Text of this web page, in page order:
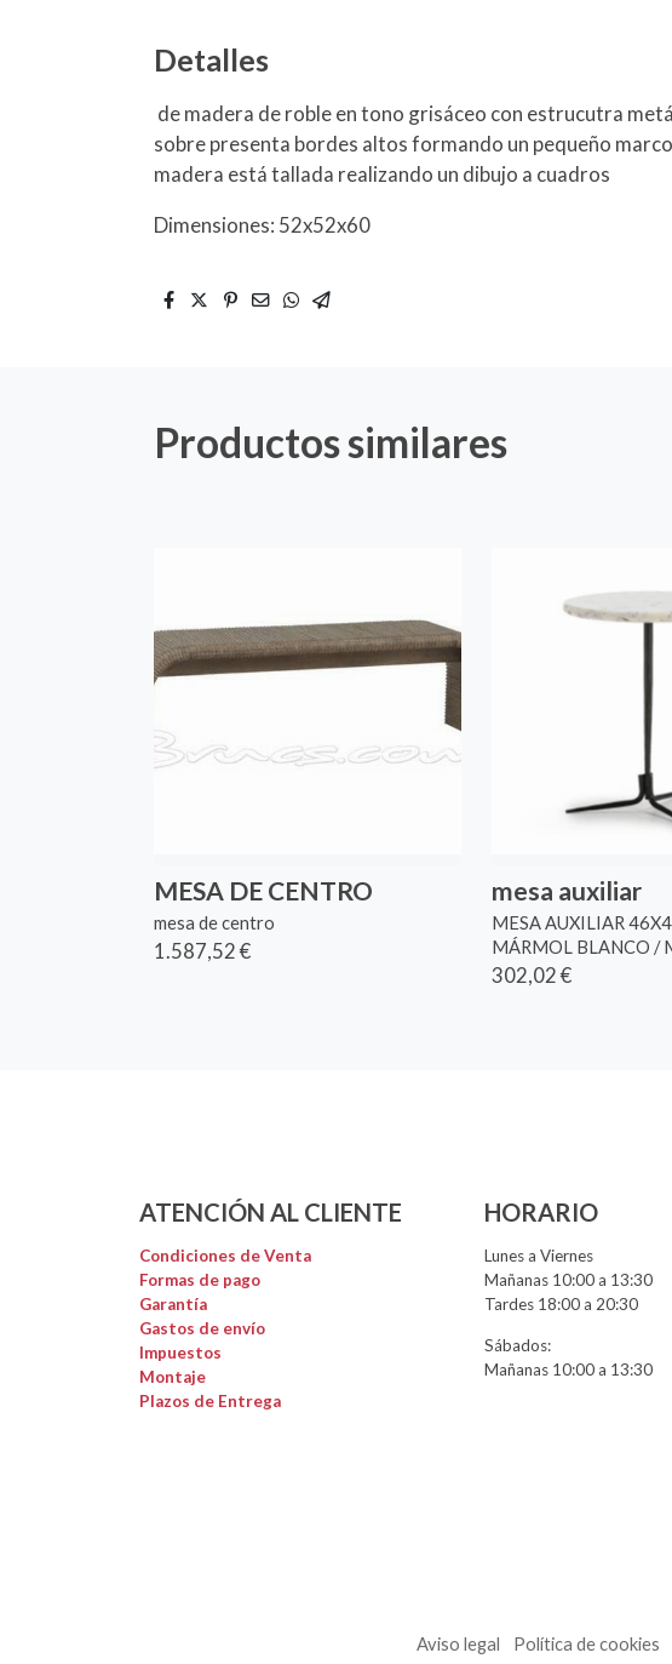
Detalles
de madera de roble en tono grisáceo con estrucutra
sobre presenta bordes altos formando un pequeño
madera está tallada realizando un dibujo a cuadros
Dimensiones: 52x52x60
Productos similares
MESA DE CENTRO
mesa de centro
1.587,52 €
mesa auxiliar
MESA AUXILIAR
MÁRMOL BLANCO /
302,02 €
ATENCIÓN AL CLIENTE
Condiciones de Venta
Formas de pago
Garantía
Gastos de envío
Impuestos
Montaje
Plazos de Entrega
HORARIO
Lunes a Viernes
Mañanas 10:00 a 13:30
Tardes 18:00 a 20:30
Sábados:
Mañanas 10:00 a 13:30
Aviso legal Política de cookies